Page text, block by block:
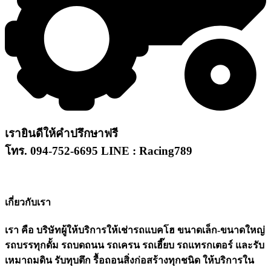
เรายินดีให้คำปรึกษาฟรี
โทร. 094-752-6695 LINE : Racing789
เกี่ยวกับเรา
เรา คือ บริษัทผู้ให้บริการให้เช่ารถแบคโฮ ขนาดเล็ก-ขนาดใหญ่
รถบรรทุกดั้ม รถบดถนน รถเครน รถเฮี๊ยบ รถแทรกเตอร์ และรับ
เหมาถมดิน รับทุบตึก รื้อถอนสิ่งก่อสร้างทุกชนิด ให้บริการใน